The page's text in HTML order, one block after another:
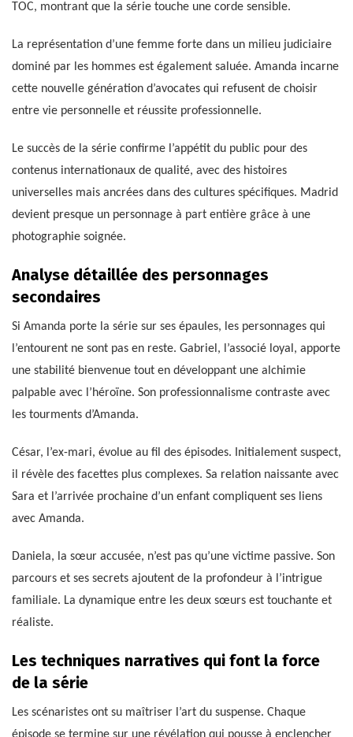
TOC, montrant que la série touche une corde sensible.
La représentation d’une femme forte dans un milieu judiciaire
dominé par les hommes est également saluée. Amanda incarne
cette nouvelle génération d’avocates qui refusent de choisir
entre vie personnelle et réussite professionnelle.
Le succès de la série confirme l’appétit du public pour des
contenus internationaux de qualité, avec des histoires
universelles mais ancrées dans des cultures spécifiques. Madrid
devient presque un personnage à part entière grâce à une
photographie soignée.
Analyse détaillée des personnages
secondaires
Si Amanda porte la série sur ses épaules, les personnages qui
l’entourent ne sont pas en reste. Gabriel, l’associé loyal, apporte
une stabilité bienvenue tout en développant une alchimie
palpable avec l’héroïne. Son professionnalisme contraste avec
les tourments d’Amanda.
César, l’ex-mari, évolue au fil des épisodes. Initialement suspect,
il révèle des facettes plus complexes. Sa relation naissante avec
Sara et l’arrivée prochaine d’un enfant compliquent ses liens
avec Amanda.
Daniela, la sœur accusée, n’est pas qu’une victime passive. Son
parcours et ses secrets ajoutent de la profondeur à l’intrigue
familiale. La dynamique entre les deux sœurs est touchante et
réaliste.
Les techniques narratives qui font la force
de la série
Les scénaristes ont su maîtriser l’art du suspense. Chaque